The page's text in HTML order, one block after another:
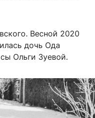
Весной 2020
дочь Ода
Ольги Зуевой.